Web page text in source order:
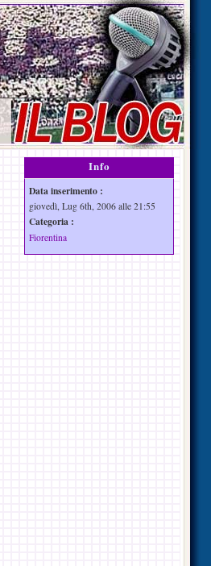
Info
Data inserimento :
giovedì, Lug 6th, 2006 alle 21:55
Categoria :
Fiorentina